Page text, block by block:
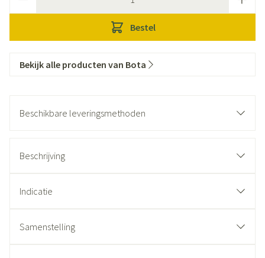
Bestel
Bekijk alle producten van Bota
Beschikbare leveringsmethoden
Beschrijving
Indicatie
Samenstelling